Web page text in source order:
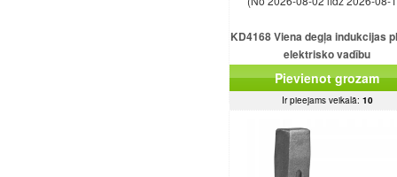
KD4168 Viena degļa indukcijas
elektrisko vadību
Pievienot grozam
Ir pieejams veikalā: 10